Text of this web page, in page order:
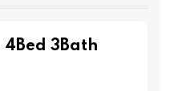
4Bed 3Bath